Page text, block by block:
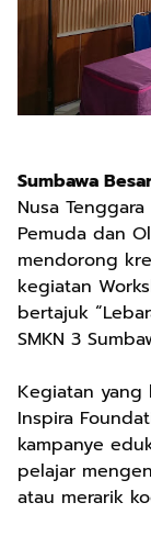
Sumbawa
Nusa
Pemuda dan
mendorong
kegiatan
bertajuk
SMKN 3
Kegiatan yang
Inspira
kampanye
pelajar
atau merarik